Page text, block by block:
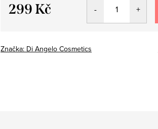
299 Kč
Značka: Di Angelo Cosmetics